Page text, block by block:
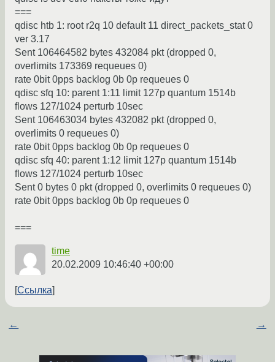
===
qdisc htb 1: root r2q 10 default 11 direct_packets_stat 0
ver 3.17
Sent 106464582 bytes 432084 pkt (dropped 0,
overlimits 173369 requeues 0)
rate 0bit 0pps backlog 0b 0p requeues 0
qdisc sfq 10: parent 1:11 limit 127p quantum 1514b
flows 127/1024 perturb 10sec
Sent 106463034 bytes 432082 pkt (dropped 0,
overlimits 0 requeues 0)
rate 0bit 0pps backlog 0b 0p requeues 0
qdisc sfq 40: parent 1:12 limit 127p quantum 1514b
flows 127/1024 perturb 10sec
Sent 0 bytes 0 pkt (dropped 0, overlimits 0 requeues 0)
rate 0bit 0pps backlog 0b 0p requeues 0
===
time
20.02.2009 10:46:40 +00:00
Ссылка
← →